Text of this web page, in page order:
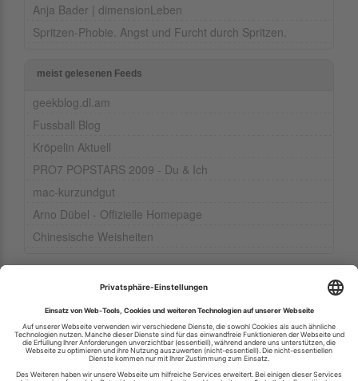
Anja Bader | dimensionLeben
Spritzen-Phobie. Angst und Furcht durch Spritzen.
meist gelesenen Feeds
geekblog.dl.am
Fussball Blog
Kröpelin Aktuell
PRO7 POPSTARS 2009 - Du & Ich
mac-kurzundgut
Arno Dübel - Offizielle Homepage
Chinesische Weisheiten
Ihren RSS-Feed veröffentlichen